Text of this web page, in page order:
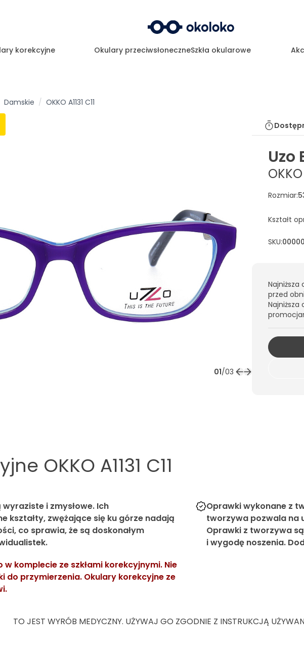
korekcyjne Okulary przeciwsłoneczneSzkła okularowe
Damskie / OKKO A1131 C11
01/03
Uzo
OKKO
Rozmiar:
Kształt
SKU:
przed
Najniższa
OKKO A1131 C11
i zmysłowe. Ich
kształty, zwężające się ku górze nadają
co sprawia, że są doskonałym
Oprawki wykonane z
tworzywa pozwala na
Oprawki z tworzywa
i wygodę noszenia.
komplecie ze szkłami korekcyjnymi. Nie
do przymierzenia. Okulary korekcyjne ze
TO JEST WYRÓB MEDYCZNY. UŻYWAJ GO ZGODNIE Z INSTRUKCJĄ